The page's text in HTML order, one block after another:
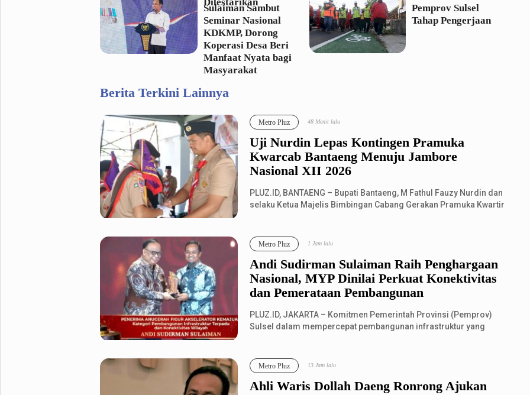
Dilestarikan
Sulaiman Sambut
Seminar Nasional
KDKMP, Dorong
Koperasi Desa Beri
Manfaat Nyata bagi
Masyarakat
Pemprov Sulsel
Tahap Pengerjaan
Berita Terkini Lainnya
Uji Nurdin Lepas Kontingen Pramuka
Kwarcab Bantaeng Menuju Jambore
Nasional XII 2026
Metro Pluz 48 Menit lalu
PLUZ.ID, BANTAENG – Bupati Bantaeng, M Fathul Fauzy Nurdin dan
selaku Ketua Majelis Bimbingan Cabang Gerakan Pramuka Kwartir
Andi Sudirman Sulaiman Raih Penghargaan
Nasional, MYP Dinilai Perkuat Konektivitas
dan Pemerataan Pembangunan
Metro Pluz 1 Jam lalu
PLUZ.ID, JAKARTA – Komitmen Pemerintah Provinsi (Pemprov)
Sulsel dalam mempercepat pembangunan infrastruktur yang
Ahli Waris Dollah Daeng Ronrong Ajukan
Metro Pluz 13 Jam lalu